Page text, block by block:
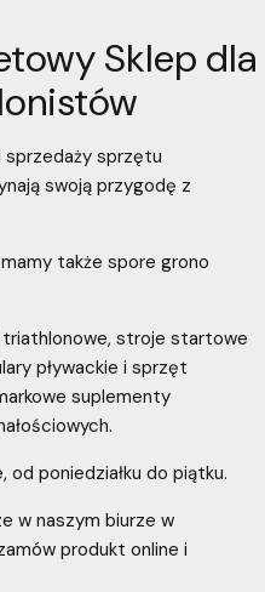
Sklep dla
sprzedaży sprzętu
swoją przygodę z
także spore grono
triathlonowe, stroje startowe
pływackie i sprzęt
suplementy
od poniedziałku do piątku.
w naszym biurze w
produkt online i